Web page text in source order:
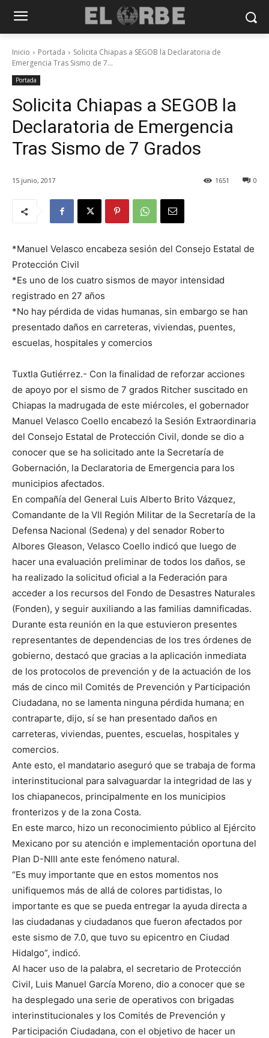
Inicio Portada
Solicita Chiapas a SEGOB la Declaratoria de
Emergencia Tras Sismo de 7...
Portada
Solicita Chiapas a SEGOB la
Declaratoria de Emergencia
Tras Sismo de 7 Grados
15 junio, 2017 0
1651
*Manuel Velasco encabeza sesión del Consejo Estatal de
Protección Civil
*Es uno de los cuatro sismos de mayor intensidad
registrado en 27 años
*No hay pérdida de vidas humanas, sin embargo se han
presentado daños en carreteras, viviendas, puentes,
escuelas, hospitales y comercios
Tuxtla Gutiérrez.- Con la finalidad de reforzar acciones
de apoyo por el sismo de 7 grados Ritcher suscitado en
Chiapas la madrugada de este miércoles, el gobernador
Manuel Velasco Coello encabezó la Sesión Extraordinaria
del Consejo Estatal de Protección Civil, donde se dio a
conocer que se ha solicitado ante la Secretaría de
Gobernación, la Declaratoria de Emergencia para los
municipios afectados.
En compañía del General Luis Alberto Brito Vázquez,
Comandante de la VII Región Militar de la Secretaría de la
Defensa Nacional (Sedena) y del senador Roberto
Albores Gleason, Velasco Coello indicó que luego de
hacer una evaluación preliminar de todos los daños, se
ha realizado la solicitud oficial a la Federación para
acceder a los recursos del Fondo de Desastres Naturales
(Fonden), y seguir auxiliando a las familias damnificadas.
Durante esta reunión en la que estuvieron presentes
representantes de dependencias de los tres órdenes de
gobierno, destacó que gracias a la aplicación inmediata
de los protocolos de prevención y de la actuación de los
más de cinco mil Comités de Prevención y Participación
Ciudadana, no se lamenta ninguna pérdida humana; en
contraparte, dijo, sí se han presentado daños en
carreteras, viviendas, puentes, escuelas, hospitales y
comercios.
Ante esto, el mandatario aseguró que se trabaja de forma
interinstitucional para salvaguardar la integridad de las y
los chiapanecos, principalmente en los municipios
fronterizos y de la zona Costa.
En este marco, hizo un reconocimiento público al Ejército
Mexicano por su atención e implementación oportuna del
Plan D-NIII ante este fenómeno natural.
“Es muy importante que en estos momentos nos
unifiquemos más de allá de colores partidistas, lo
importante es que se pueda entregar la ayuda directa a
las ciudadanas y ciudadanos que fueron afectados por
este sismo de 7.0, que tuvo su epicentro en Ciudad
Hidalgo”, indicó.
Al hacer uso de la palabra, el secretario de Protección
Civil, Luis Manuel García Moreno, dio a conocer que se
ha desplegado una serie de operativos con brigadas
interinstitucionales y los Comités de Prevención y
Participación Ciudadana, con el objetivo de hacer un